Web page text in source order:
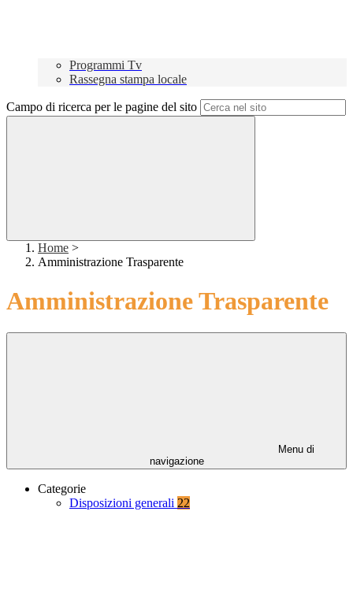
Programmi Tv
Rassegna stampa locale
Campo di ricerca per le pagine del sito
Home >
Amministrazione Trasparente
Amministrazione Trasparente
Menu di
navigazione
Categorie
Disposizioni generali 22